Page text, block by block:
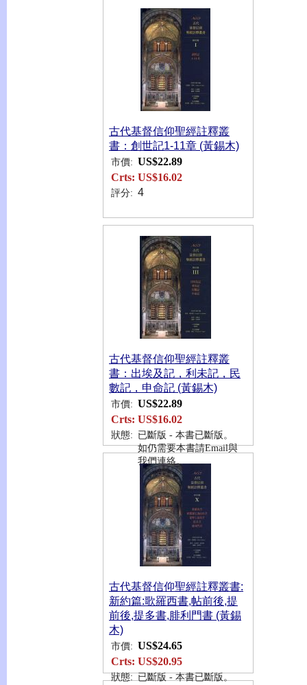
古代基督信仰聖經註釋叢
書：創世記1-11章 (黃錫木)
市價: US$22.89
Crts: US$16.02
評分: 4
古代基督信仰聖經註釋叢
書：出埃及記，利未記，民
數記，申命記 (黃錫木)
市價: US$22.89
Crts: US$16.02
狀態: 已斷版 - 本書已斷版。
如仍需要本書請Email與
我們連絡。
古代基督信仰聖經註釋叢書:
新約篇:歌羅西書,帖前後,提
前後,提多書,腓利門書 (黃錫
木)
市價: US$24.65
Crts: US$20.95
狀態: 已斷版 - 本書已斷版。